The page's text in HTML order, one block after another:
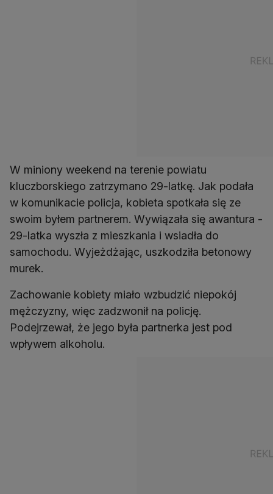
W miniony weekend na terenie powiatu
kluczborskiego zatrzymano 29-latkę. Jak podała
w komunikacie policja, kobieta spotkała się ze
swoim byłem partnerem. Wywiązała się awantura -
29-latka wyszła z mieszkania i wsiadła do
samochodu. Wyjeżdżając, uszkodziła betonowy
murek.
Zachowanie kobiety miało wzbudzić niepokój
mężczyzny, więc zadzwonił na policję.
Podejrzewał, że jego była partnerka jest pod
wpływem alkoholu.